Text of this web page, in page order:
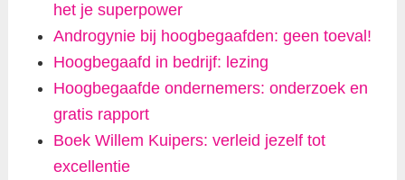
het je superpower
Androgynie bij hoogbegaafden: geen toeval!
Hoogbegaafd in bedrijf: lezing
Hoogbegaafde ondernemers: onderzoek en
gratis rapport
Boek Willem Kuipers: verleid jezelf tot
excellentie